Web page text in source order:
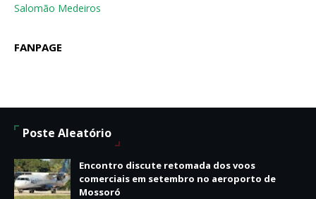
Salomão Medeiros
FANPAGE
Poste Aleatório
Encontro discute retomada dos voos
comerciais em setembro no aeroporto de
Mossoró